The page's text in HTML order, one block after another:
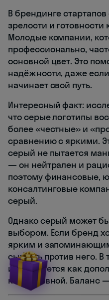
В брендинге
зрелости и готовности
Молодые компании,
профессионально,
основной цвет. Это
надёжности, даже
начинает свой путь.
Интересный факт:
что серые логотипы
более «честные» и
сравнению с яркими.
серый не пытается
— он нейтрален и
поэтому финансовые,
консалтинговые
серый.
Однако серый может
выбором. Если бренд
ярким и
сыграть против него. В
используется как
как основной. Баланс